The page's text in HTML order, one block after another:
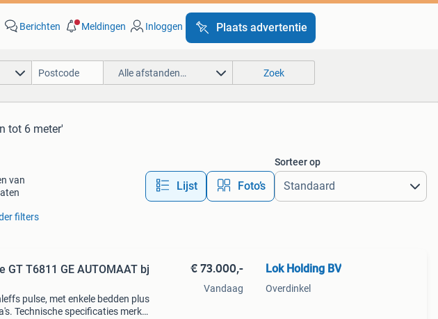
Berichten Meldingen Inloggen Plaats advertentie
Alle afstanden… Zoek
tot 6 meter'
van
Lijst Foto’s
Sorteer op
filters
GE AUTOMAAT bj
pulse, met enkele bedden plus
Technische specificaties merk:
€ 73.000,-
Vandaag
Lok Holding BV
Overdinkel